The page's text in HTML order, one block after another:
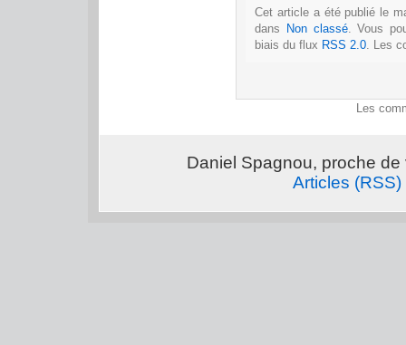
Cet article a été publié le
dans
Non classé. Vous
biais du flux RSS 2.0. Les
Les
Daniel Spagnou, proche
Articles (RSS)